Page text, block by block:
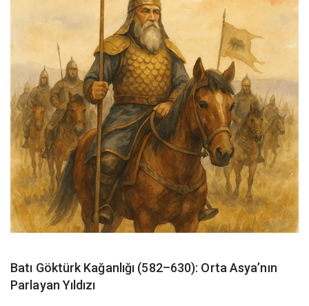
Batı Göktürk Kağanlığı (582–630): Orta Asya’nın
Parlayan Yıldızı